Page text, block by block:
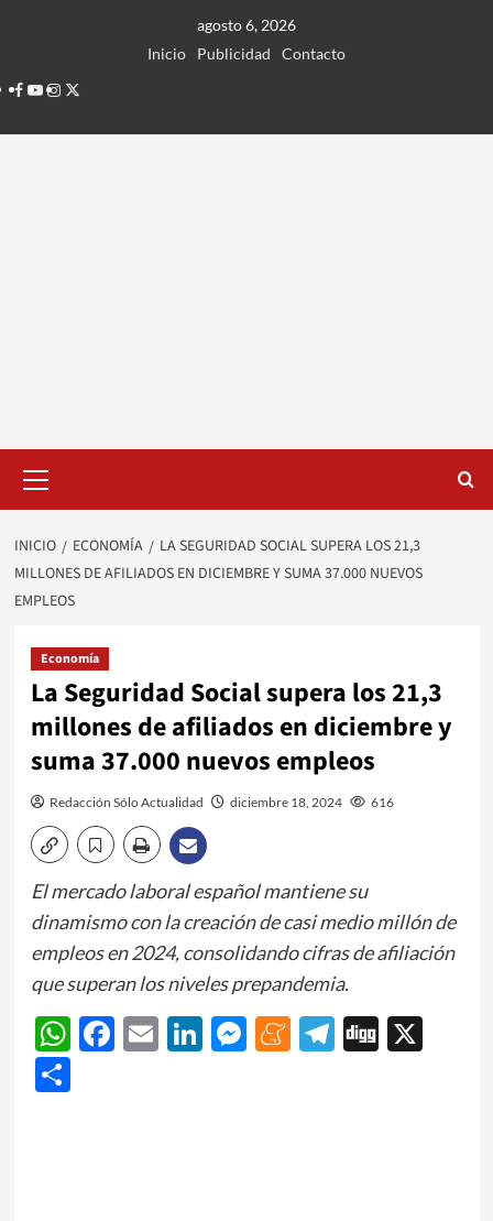
agosto 6, 2026
Inicio
Publicidad
Contacto
Facebook
Youtube
Instagram
Twitter
principal
INICIO ECONOMÍA
LA SEGURIDAD SOCIAL SUPERA LOS 21,3
MILLONES DE AFILIADOS EN DICIEMBRE Y SUMA 37.000 NUEVOS
EMPLEOS
Economía
La Seguridad Social supera los 21,3
millones de afiliados en diciembre y
suma 37.000 nuevos empleos
Redacción Sólo Actualidad diciembre 18, 2024 616
El mercado laboral español mantiene su
dinamismo con la creación de casi medio millón de
empleos en 2024, consolidando cifras de afiliación
que superan los niveles prepandemia.
WhatsApp
Facebook
EmailLinkedIn
Messenger
Meneame
Telegram
Digg
X
Share